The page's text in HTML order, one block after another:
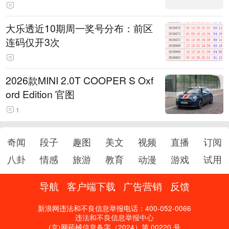
大乐透近10期周一奖号分布：前区
连码仅开3次
2026款MINI 2.0T COOPER S Oxf
ord Edition 官图
1
奇闻 段子 趣图 美文 视频 直播
订阅
八卦
情感 旅游 教育 动漫 游戏 试用
导航 客户端下载 广告营销 反馈
新浪网违法和不良信息举报电话：400-052-0066
违法和不良信息举报中心